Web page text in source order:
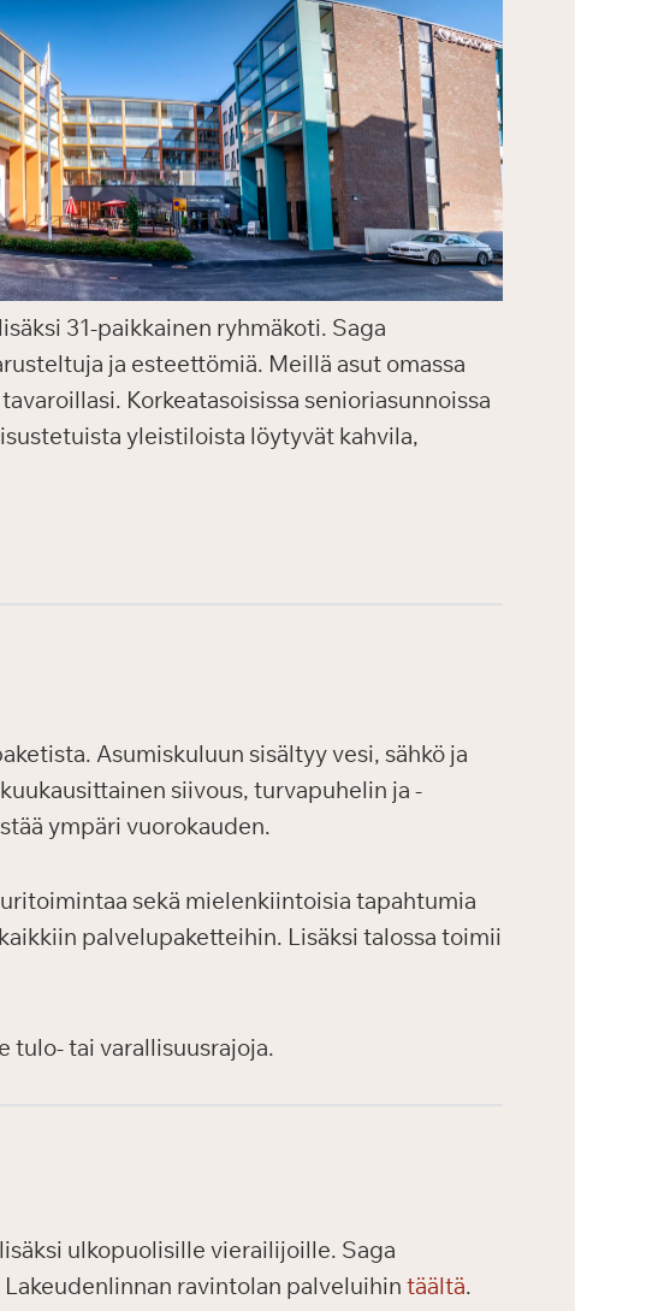
31-paikkainen ryhmäkoti. Saga
ja esteettömiä. Meillä asut omassa
Korkeatasoisissa senioriasunnoissa
yleistiloista löytyvät kahvila,
Asumiskuluun sisältyy vesi, sähkö ja
siivous, turvapuhelin ja -
ympäri vuorokauden.
sekä mielenkiintoisia tapahtumia
palvelupaketteihin. Lisäksi talossa toimii
tulo- tai varallisuusrajoja.
ulkopuolisille vierailijoille. Saga
ravintolan palveluihin täältä.